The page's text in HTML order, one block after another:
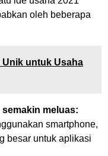
oleh beberapa
Unik untuk Usaha
meluas:
smartphone,
besar untuk aplikasi